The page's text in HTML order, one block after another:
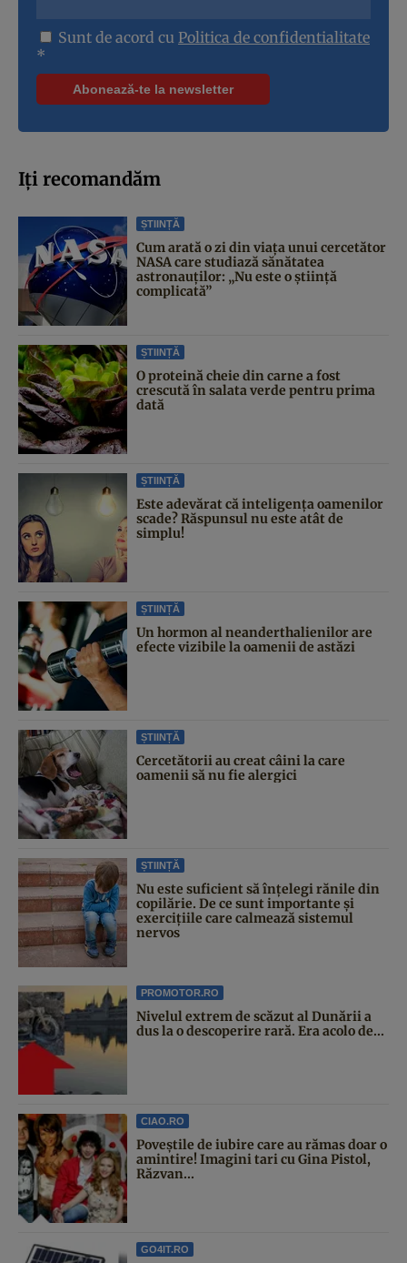
Sunt de acord cu Politica de confidentialitate
*
Iți recomandăm
ȘTIINȚĂ
Cum arată o zi din viața unui cercetător
NASA care studiază sănătatea
astronauților: „Nu este o știință
complicată”
ȘTIINȚĂ
O proteină cheie din carne a fost
crescută în salata verde pentru prima
dată
ȘTIINȚĂ
Este adevărat că inteligența oamenilor
scade? Răspunsul nu este atât de
simplu!
ȘTIINȚĂ
Un hormon al neanderthalienilor are
efecte vizibile la oamenii de astăzi
ȘTIINȚĂ
Cercetătorii au creat câini la care
oamenii să nu fie alergici
ȘTIINȚĂ
Nu este suficient să înțelegi rănile din
copilărie. De ce sunt importante și
exercițiile care calmează sistemul
nervos
PROMOTOR.RO
Nivelul extrem de scăzut al Dunării a
dus la o descoperire rară. Era acolo de...
CIAO.RO
Poveştile de iubire care au rămas doar o
amintire! Imagini tari cu Gina Pistol,
Răzvan...
GO4IT.RO